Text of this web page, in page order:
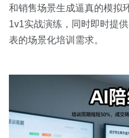
和销售场景生成逼真的模拟
1v1实战演练，同时即时提
表的场景化培训需求。